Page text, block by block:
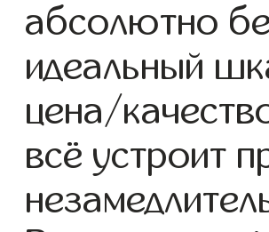
абсолютно
идеальный
цена/
всё устроит